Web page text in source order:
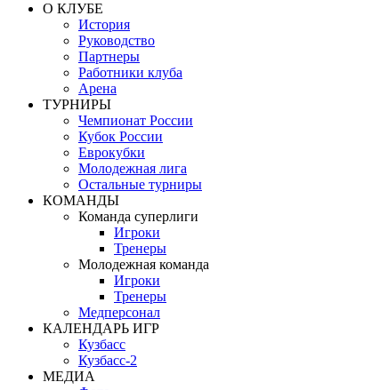
О КЛУБЕ
История
Руководство
Партнеры
Работники клуба
Арена
ТУРНИРЫ
Чемпионат России
Кубок России
Еврокубки
Молодежная лига
Остальные турниры
КОМАНДЫ
Команда суперлиги
Игроки
Тренеры
Молодежная команда
Игроки
Тренеры
Медперсонал
КАЛЕНДАРЬ ИГР
Кузбасс
Кузбасс-2
МЕДИА